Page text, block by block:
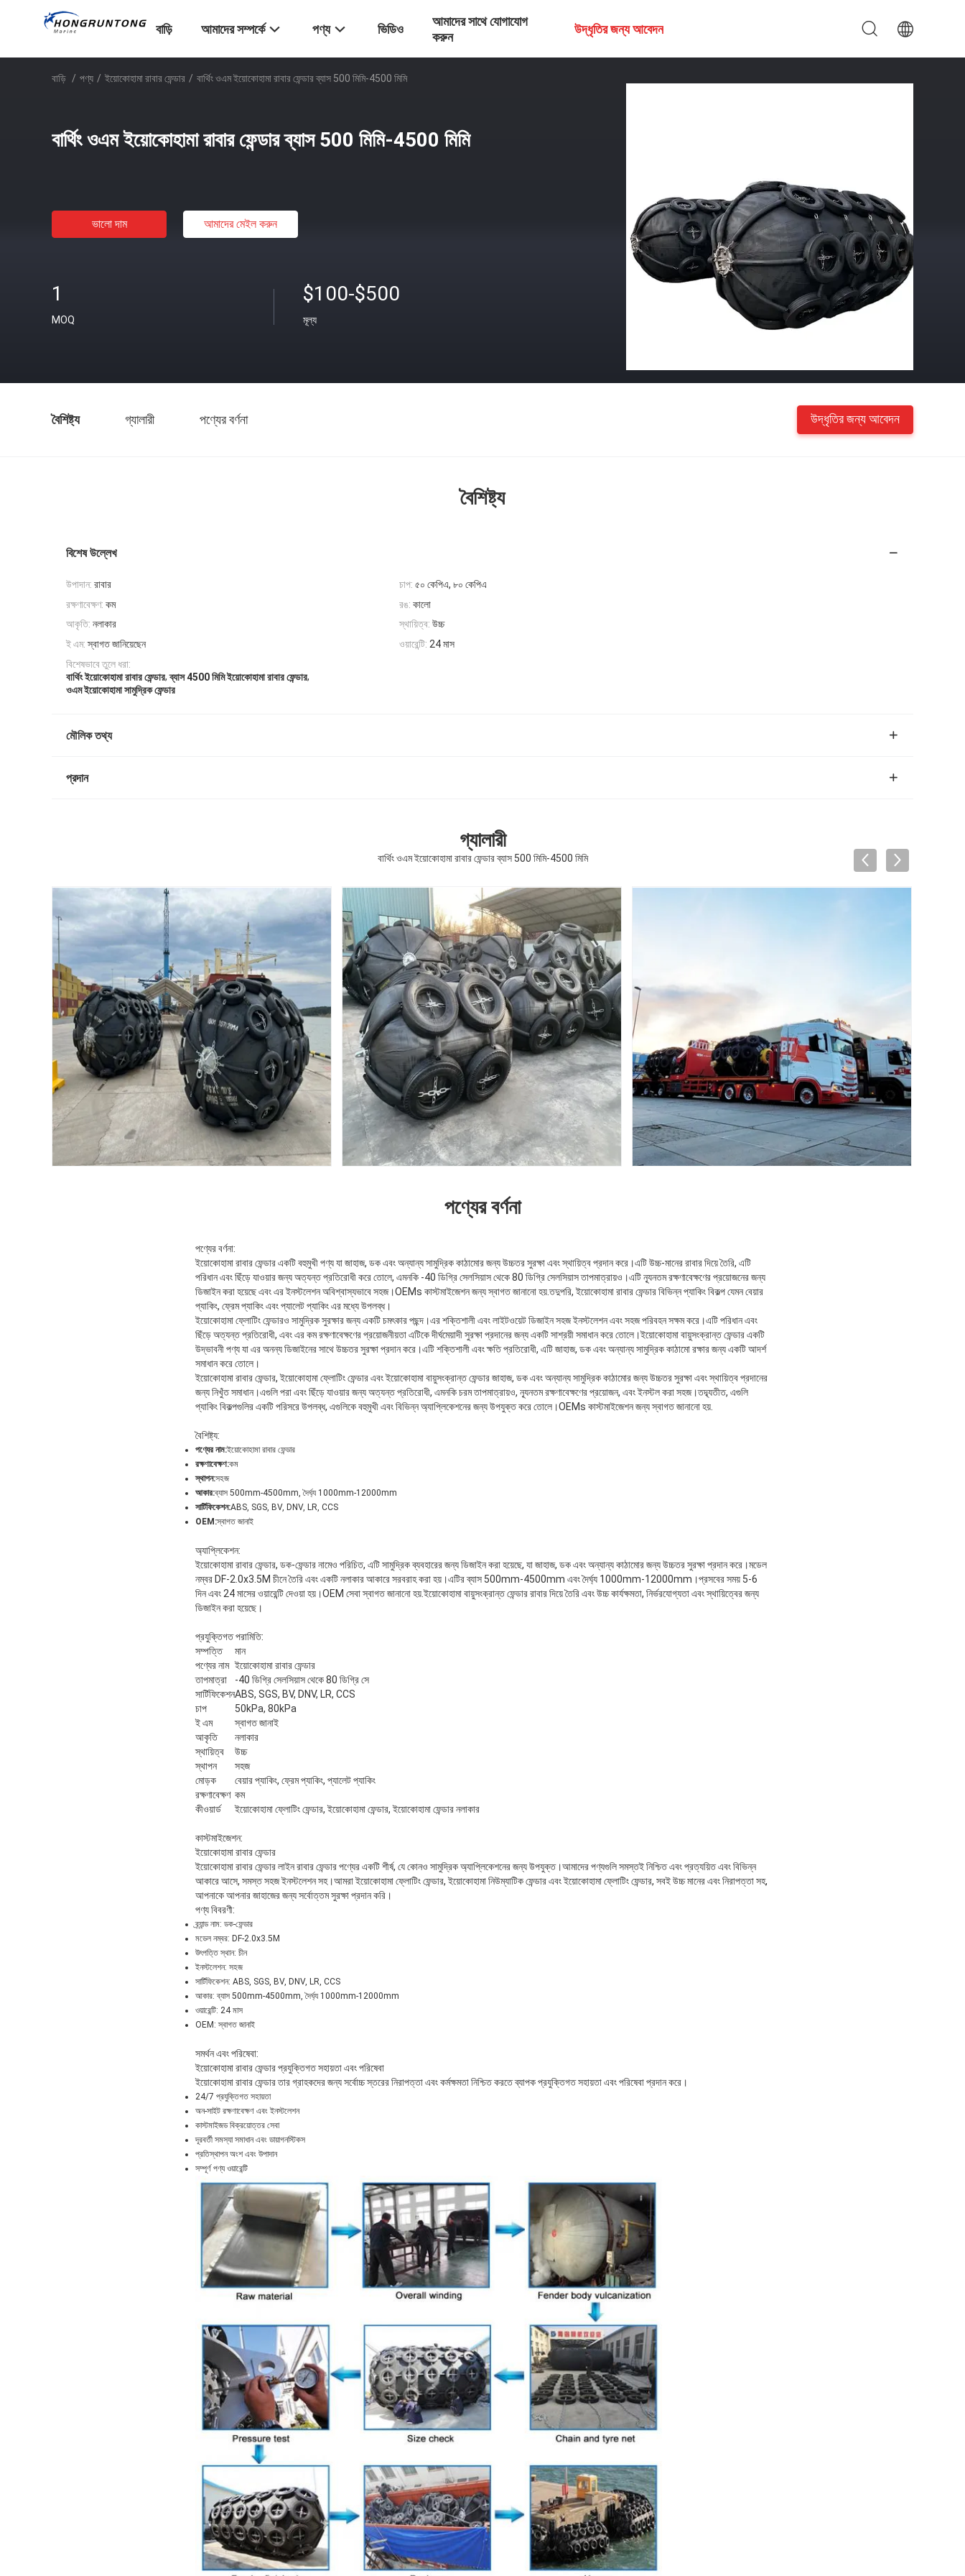
বাড়ি আমাদের সম্পর্কে পণ্য ভিডিও
আমাদের সাথে যোগাযোগ
করুন
উদ্ধৃতির জন্য আবেদন
বাড়ি / পণ্য / ইয়োকোহামা রাবার ফেন্ডার / বার্থিং ওএম ইয়োকোহামা রাবার ফেন্ডার ব্যাস 500 মিমি-4500 মিমি
বার্থিং ওএম ইয়োকোহামা রাবার ফেন্ডার ব্যাস 500 মিমি-4500 মিমি
ভালো দাম আমাদের মেইল ​​করুন
1
MOQ
$100-$500
মূল্য
বৈশিষ্ট্য গ্যালারী পণ্যের বর্ণনা উদ্ধৃতির জন্য আবেদন
বৈশিষ্ট্য
বিশেষ উল্লেখ
উপাদান: রাবার চাপ: ৫০ কেপিএ, ৮০ কেপিএ
রক্ষণাবেক্ষণ: কম রঙ: কালো
আকৃতি: নলাকার স্থায়িত্ব: উচ্চ
ই এম: স্বাগত জানিয়েছেন ওয়ারেন্টি: 24 মাস
বিশেষভাবে তুলে ধরা:
বার্থিং ইয়োকোহামা রাবার ফেন্ডার,ব্যাস 4500 মিমি ইয়োকোহামা রাবার ফেন্ডার,
ওএম ইয়োকোহামা সামুদ্রিক ফেন্ডার
মৌলিক তথ্য
প্রদান
গ্যালারী
বার্থিং ওএম ইয়োকোহামা রাবার ফেন্ডার ব্যাস 500 মিমি-4500 মিমি
পণ্যের বর্ণনা
পণ্যের বর্ণনা:
ইয়োকোহামা রাবার ফেন্ডার একটি বহুমুখী পণ্য যা জাহাজ, ডক এবং অন্যান্য সামুদ্রিক কাঠামোর জন্য উচ্চতর সুরক্ষা এবং স্থায়িত্ব প্রদান করে।এটি উচ্চ-মানের রাবার দিয়ে তৈরি, এটি
পরিধান এবং ছিঁড়ে যাওয়ার জন্য অত্যন্ত প্রতিরোধী করে তোলে, এমনকি -40 ডিগ্রি সেলসিয়াস থেকে 80 ডিগ্রি সেলসিয়াস তাপমাত্রায়ও।এটি ন্যূনতম রক্ষণাবেক্ষণের প্রয়োজনের জন্য
ডিজাইন করা হয়েছে এবং এর ইনস্টলেশন অবিশ্বাস্যভাবে সহজ।OEMs কাস্টমাইজেশন জন্য স্বাগত জানানো হয়.তদুপরি, ইয়োকোহামা রাবার ফেন্ডার বিভিন্ন প্যাকিং বিকল্প যেমন বেয়ার
প্যাকিং, ফ্রেম প্যাকিং এবং প্যালেট প্যাকিং এর মধ্যে উপলব্ধ।
ইয়োকোহামা ফ্লোটিং ফেন্ডারও সামুদ্রিক সুরক্ষার জন্য একটি চমৎকার পছন্দ।এর শক্তিশালী এবং লাইটওয়েট ডিজাইন সহজ ইনস্টলেশন এবং সহজ পরিবহন সক্ষম করে।এটি পরিধান এবং
ছিঁড়ে অত্যন্ত প্রতিরোধী, এবং এর কম রক্ষণাবেক্ষণের প্রয়োজনীয়তা এটিকে দীর্ঘমেয়াদী সুরক্ষা প্রদানের জন্য একটি সাশ্রয়ী সমাধান করে তোলে।ইয়োকোহামা বায়ুসংক্রান্ত ফেন্ডার একটি
উদ্ভাবনী পণ্য যা এর অনন্য ডিজাইনের সাথে উচ্চতর সুরক্ষা প্রদান করে।এটি শক্তিশালী এবং ক্ষতি প্রতিরোধী, এটি জাহাজ, ডক এবং অন্যান্য সামুদ্রিক কাঠামো রক্ষার জন্য একটি আদর্শ
সমাধান করে তোলে।
ইয়োকোহামা রাবার ফেন্ডার, ইয়োকোহামা ফ্লোটিং ফেন্ডার এবং ইয়োকোহামা বায়ুসংক্রান্ত ফেন্ডার জাহাজ, ডক এবং অন্যান্য সামুদ্রিক কাঠামোর জন্য উচ্চতর সুরক্ষা এবং স্থায়িত্ব প্রদানের
জন্য নিখুঁত সমাধান।এগুলি পরা এবং ছিঁড়ে যাওয়ার জন্য অত্যন্ত প্রতিরোধী, এমনকি চরম তাপমাত্রায়ও, ন্যূনতম রক্ষণাবেক্ষণের প্রয়োজন, এবং ইনস্টল করা সহজ।তদ্ব্যতীত, এগুলি
প্যাকিং বিকল্পগুলির একটি পরিসরে উপলব্ধ, এগুলিকে বহুমুখী এবং বিভিন্ন অ্যাপ্লিকেশনের জন্য উপযুক্ত করে তোলে।OEMs কাস্টমাইজেশন জন্য স্বাগত জানানো হয়.
বৈশিষ্ট্য:
পণ্যের নাম:ইয়োকোহামা রাবার ফেন্ডার
রক্ষণাবেক্ষণ:কম
স্থাপন:সহজ
আকার:ব্যাস 500mm-4500mm, দৈর্ঘ্য 1000mm-12000mm
সার্টিফিকেশন:ABS, SGS, BV, DNV, LR, CCS
OEM:স্বাগত জানাই
অ্যাপ্লিকেশন:
ইয়োকোহামা রাবার ফেন্ডার, ডক-ফেন্ডার নামেও পরিচিত, এটি সামুদ্রিক ব্যবহারের জন্য ডিজাইন করা হয়েছে, যা জাহাজ, ডক এবং অন্যান্য কাঠামোর জন্য উচ্চতর সুরক্ষা প্রদান করে।মডেল
নম্বর DF-2.0x3.5M চীনে তৈরি এবং একটি নলাকার আকারে সরবরাহ করা হয়।এটির ব্যাস 500mm-4500mm এবং দৈর্ঘ্য 1000mm-12000mm।প্রসবের সময় 5-6
দিন এবং 24 মাসের ওয়ারেন্টি দেওয়া হয়।OEM সেবা স্বাগত জানানো হয়.ইয়োকোহামা বায়ুসংক্রান্ত ফেন্ডার রাবার দিয়ে তৈরি এবং উচ্চ কার্যক্ষমতা, নির্ভরযোগ্যতা এবং স্থায়িত্বের জন্য
ডিজাইন করা হয়েছে।
প্রযুক্তিগত পরামিতি:
সম্পত্তি
মান
পণ্যের নাম ইয়োকোহামা রাবার ফেন্ডার
তাপমাত্রা
-40 ডিগ্রি সেলসিয়াস থেকে 80 ডিগ্রি সে
সার্টিফিকেশনABS, SGS, BV, DNV, LR, CCS
চাপ
50kPa, 80kPa
ই এম
স্বাগত জানাই
আকৃতি
নলাকার
স্থায়িত্ব
উচ্চ
স্থাপন
সহজ
মোড়ক
বেয়ার প্যাকিং, ফ্রেম প্যাকিং, প্যালেট প্যাকিং
রক্ষণাবেক্ষণ কম
কীওয়ার্ড
ইয়োকোহামা ফ্লোটিং ফেন্ডার, ইয়োকোহামা ফেন্ডার, ইয়োকোহামা ফেন্ডার নলাকার
কাস্টমাইজেশন:
ইয়োকোহামা রাবার ফেন্ডার
ইয়োকোহামা রাবার ফেন্ডার লাইন রাবার ফেন্ডার পণ্যের একটি শীর্ষ, যে কোনও সামুদ্রিক অ্যাপ্লিকেশনের জন্য উপযুক্ত।আমাদের পণ্যগুলি সমস্তই নিশ্চিত এবং প্রত্যয়িত এবং বিভিন্ন
আকারে আসে, সমস্ত সহজ ইনস্টলেশন সহ।আমরা ইয়োকোহামা ফ্লোটিং ফেন্ডার, ইয়োকোহামা নিউম্যাটিক ফেন্ডার এবং ইয়োকোহামা ফ্লোটিং ফেন্ডার, সবই উচ্চ মানের এবং নিরাপত্তা সহ,
আপনাকে আপনার জাহাজের জন্য সর্বোত্তম সুরক্ষা প্রদান করি।
পণ্য বিবরণী:
ব্র্যান্ড নাম: ডক-ফেন্ডার
মডেল নম্বর: DF-2.0x3.5M
উৎপত্তি স্থান: চীন
ইনস্টলেশন: সহজ
সার্টিফিকেশন: ABS, SGS, BV, DNV, LR, CCS
আকার: ব্যাস 500mm-4500mm, দৈর্ঘ্য 1000mm-12000mm
ওয়ারেন্টি: 24 মাস
OEM: স্বাগত জানাই
সমর্থন এবং পরিষেবা:
ইয়োকোহামা রাবার ফেন্ডার প্রযুক্তিগত সহায়তা এবং পরিষেবা
ইয়োকোহামা রাবার ফেন্ডার তার গ্রাহকদের জন্য সর্বোচ্চ স্তরের নিরাপত্তা এবং কর্মক্ষমতা নিশ্চিত করতে ব্যাপক প্রযুক্তিগত সহায়তা এবং পরিষেবা প্রদান করে।
24/7 প্রযুক্তিগত সহায়তা
অন-সাইট রক্ষণাবেক্ষণ এবং ইনস্টলেশন
কাস্টমাইজড বিক্রয়োত্তর সেবা
দূরবর্তী সমস্যা সমাধান এবং ডায়াগনস্টিকস
প্রতিস্থাপন অংশ এবং উপাদান
সম্পূর্ণ পণ্য ওয়ারেন্টি